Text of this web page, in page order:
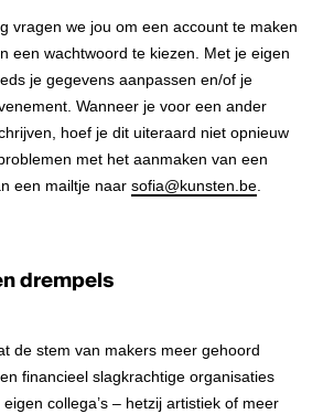
vragen we jou om een account te maken
een wachtwoord te kiezen. Met je eigen
je gegevens aanpassen en/of je
Wanneer je voor een ander
hoef je dit uiteraard niet opnieuw
met het aanmaken van een
een mailtje naar sofia@kunsten.be.
drempels
de stem van makers meer gehoord
financieel slagkrachtige organisaties
collega’s – hetzij artistiek of meer